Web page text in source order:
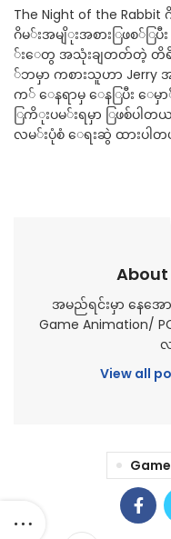
The Night of the
ဂိ​မ​်း​အမျိ​ုး​အစား​ြ​ဖ​စ​်​ြ​
းေ​တွ အသုံးချ​တတ်တဲ့ တိ​ရိ​
ဘ​မှာ ကစား​သူ​ဟာ
က​် ေ​န​ရာ​မှ ေ​န​ြ​ပီး ေ​မှ
ြ​ကိ​ုး​ပ​မ​်း​ရ​မှာ ြ​ဖစ်ပါ​
လ​မ​်း​ပုံ​စံ ေ​ရး​ဆွဲ ထား​ပါ​
About
အမည်ရင်းမှာ နေအေ
Game Animation/
View all